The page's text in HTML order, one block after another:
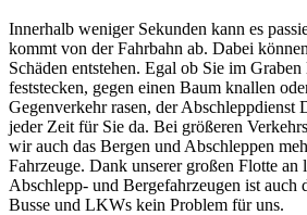
Innerhalb weniger Sekunden kann es
kommt von der Fahrbahn ab. Dabei
Schäden entstehen. Egal ob Sie im
feststecken, gegen einen Baum knallen
Gegenverkehr rasen, der Abschleppdienst
jeder Zeit für Sie da. Bei größeren
wir auch das Bergen und Abschleppen
Fahrzeuge. Dank unserer großen Flotte an
Abschlepp- und Bergefahrzeugen ist auch
Busse und LKWs kein Problem für uns.